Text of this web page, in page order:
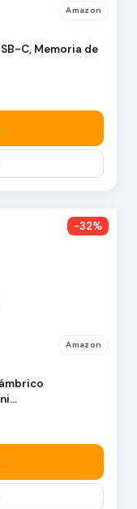
Amazon
C, Memoria de
-32%
Amazon